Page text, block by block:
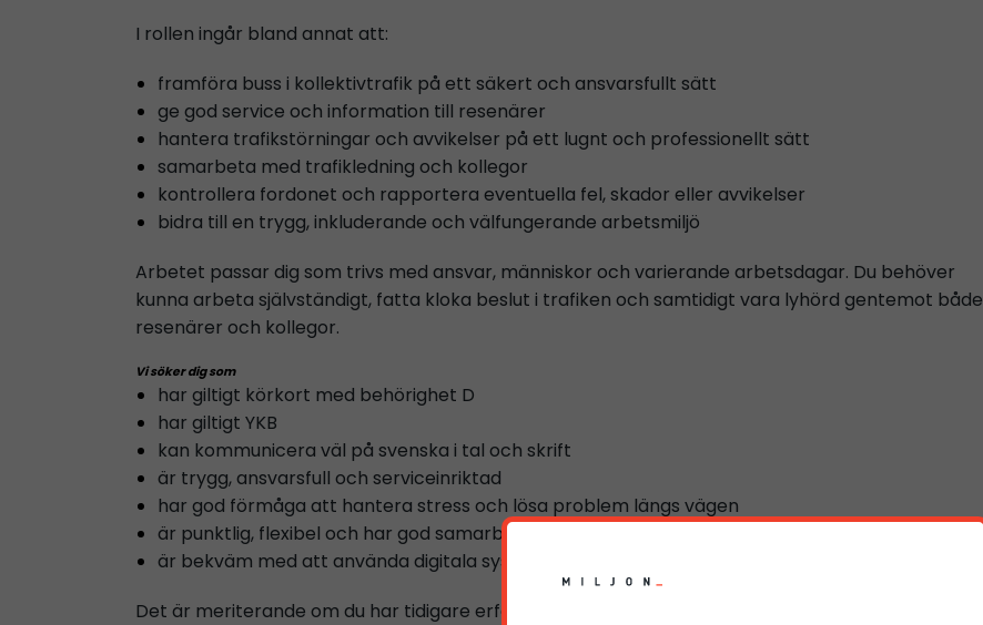
I rollen ingår bland annat att:
framföra buss i kollektivtrafik på ett säkert och ansvarsfullt sätt
ge god service och information till resenärer
hantera trafikstörningar och avvikelser på ett lugnt och professionellt sätt
samarbeta med trafikledning och kollegor
kontrollera fordonet och rapportera eventuella fel, skador eller avvikelser
bidra till en trygg, inkluderande och välfungerande arbetsmiljö
Arbetet passar dig som trivs med ansvar, människor och varierande arbetsdagar. Du behöver
kunna arbeta självständigt, fatta kloka beslut i trafiken och samtidigt vara lyhörd gentemot både
resenärer och kollegor.
Vi söker dig som
har giltigt körkort med behörighet D
har giltigt YKB
kan kommunicera väl på svenska i tal och skrift
är trygg, ansvarsfull och serviceinriktad
har god förmåga att hantera stress och lösa problem längs vägen
är punktlig, flexibel och har god samarbetsförmåga
är bekväm med att använda digitala system och mobilbaserade verktyg i arbetet
Det är meriterande om du har tidigare erfarenhet av busskörning, linjetrafik, färdtjänst,